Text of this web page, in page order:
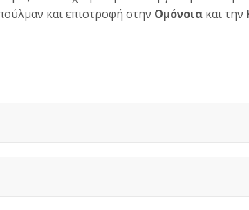
και επιστροφή στην Ομόνοια και την